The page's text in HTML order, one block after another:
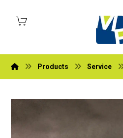
Products Service